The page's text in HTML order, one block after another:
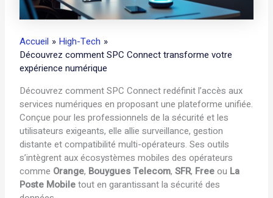
Accueil
High-Tech
Découvrez comment SPC Connect transforme votre
expérience numérique
Découvrez comment SPC Connect redéfinit l’accès aux
services numériques en proposant une plateforme unifiée.
Conçue pour les professionnels de la sécurité et les
utilisateurs exigeants, elle allie surveillance, gestion
distante et compatibilité multi-opérateurs. Ses outils
s’intègrent aux écosystèmes mobiles des opérateurs
comme Orange, Bouygues Telecom,SFR, Freeou La
Poste Mobiletout en garantissant la sécurité des